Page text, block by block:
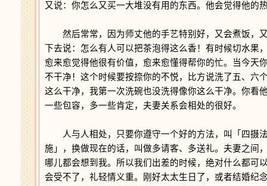
又说：你怎么又买一大堆没有用的东西。他会觉得他的
然后常常，因为师丈他的手艺特别好，又会煮饭，
下去说：怎么有人可以把茶泡得这么香！有时候切水果
愈来愈觉得他很有价值，愈来愈懂得帮你的忙。当今天
不干净！这个时候要按捺你的不悦，比方说洗了五、六
这么干净，我第一次洗碗也没洗得像你这么干净。你看
一些包容，多一些肯定，夫妻关系会相处的很好。
人与人相处，只要你遵守一个好的方法，叫「四摄
施」，换做现在的话，叫做多请客、多送礼。夫妻之间
哪儿都会想到我。所以我们出差的时候，绝对什么都可
会受不了，礼轻情义重。刚好太太生日了，或者结婚纪